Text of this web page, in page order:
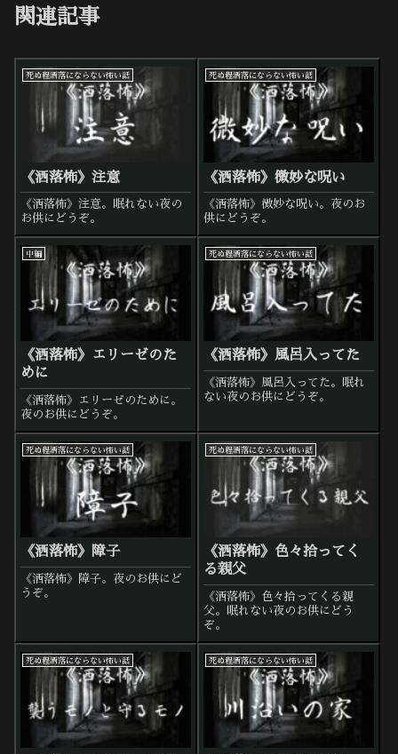
関連記事
死ぬ程洒落にならない怖い話
《洒落怖》注意
《洒落怖》注意。眠れない夜の
お供にどうぞ。
死ぬ程洒落にならない怖い話
《洒落怖》微妙な呪い
《洒落怖》微妙な呪い。夜のお
供にどうぞ。
中編
《洒落怖》エリーゼのた
めに
《洒落怖》エリーゼのために。
夜のお供にどうぞ。
死ぬ程洒落にならない怖い話
《洒落怖》風呂入ってた
《洒落怖》風呂入ってた。眠れ
ない夜のお供にどうぞ。
死ぬ程洒落にならない怖い話
《洒落怖》障子
《洒落怖》障子。夜のお供にど
うぞ。
死ぬ程洒落にならない怖い話
《洒落怖》色々拾ってく
る親父
《洒落怖》色々拾ってくる親
父。眠れない夜のお供にどう
ぞ。
死ぬ程洒落にならない怖い話 死ぬ程洒落にならない怖い話